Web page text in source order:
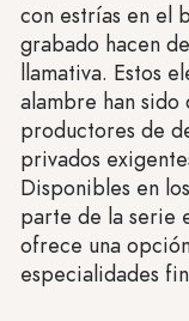
con estrías en el
grabado hacen
llamativa. Estos
alambre han
productores de
privados
Disponibles en
parte de la serie
ofrece una
especialidades